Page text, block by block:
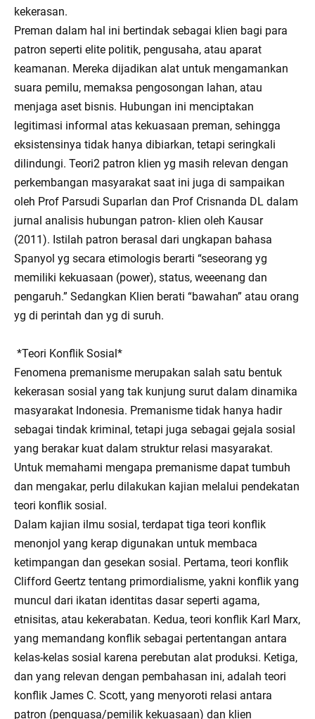
kekerasan.
Preman dalam hal ini bertindak sebagai klien bagi para
patron seperti elite politik, pengusaha, atau aparat
keamanan. Mereka dijadikan alat untuk mengamankan
suara pemilu, memaksa pengosongan lahan, atau
menjaga aset bisnis. Hubungan ini menciptakan
legitimasi informal atas kekuasaan preman, sehingga
eksistensinya tidak hanya dibiarkan, tetapi seringkali
dilindungi. Teori2 patron klien yg masih relevan dengan
perkembangan masyarakat saat ini juga di sampaikan
oleh Prof Parsudi Suparlan dan Prof Crisnanda DL dalam
jurnal analisis hubungan patron- klien oleh Kausar
(2011). Istilah patron berasal dari ungkapan bahasa
Spanyol yg secara etimologis berarti “seseorang yg
memiliki kekuasaan (power), status, weeenang dan
pengaruh.” Sedangkan Klien berati “bawahan” atau orang
yg di perintah dan yg di suruh.
*Teori Konflik Sosial*
Fenomena premanisme merupakan salah satu bentuk
kekerasan sosial yang tak kunjung surut dalam dinamika
masyarakat Indonesia. Premanisme tidak hanya hadir
sebagai tindak kriminal, tetapi juga sebagai gejala sosial
yang berakar kuat dalam struktur relasi masyarakat.
Untuk memahami mengapa premanisme dapat tumbuh
dan mengakar, perlu dilakukan kajian melalui pendekatan
teori konflik sosial.
Dalam kajian ilmu sosial, terdapat tiga teori konflik
menonjol yang kerap digunakan untuk membaca
ketimpangan dan gesekan sosial. Pertama, teori konflik
Clifford Geertz tentang primordialisme, yakni konflik yang
muncul dari ikatan identitas dasar seperti agama,
etnisitas, atau kekerabatan. Kedua, teori konflik Karl Marx,
yang memandang konflik sebagai pertentangan antara
kelas-kelas sosial karena perebutan alat produksi. Ketiga,
dan yang relevan dengan pembahasan ini, adalah teori
konflik James C. Scott, yang menyoroti relasi antara
patron (penguasa/pemilik kekuasaan) dan klien